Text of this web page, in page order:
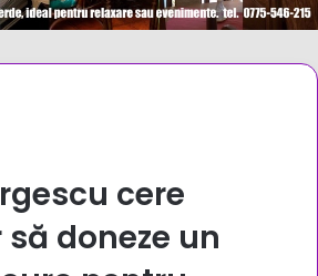
cere
doneze un